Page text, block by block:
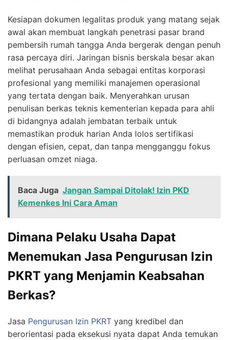
Kesiapan dokumen legalitas produk yang matang sejak
awal akan membuat langkah penetrasi pasar brand
pembersih rumah tangga Anda bergerak dengan penuh
rasa percaya diri. Jaringan bisnis berskala besar akan
melihat perusahaan Anda sebagai entitas korporasi
profesional yang memiliki manajemen operasional
yang tertata dengan baik. Menyerahkan urusan
penulisan berkas teknis kementerian kepada para ahli
di bidangnya adalah jembatan terbaik untuk
memastikan produk harian Anda lolos sertifikasi
dengan efisien, cepat, dan tanpa mengganggu fokus
perluasan omzet niaga.
Baca Juga Jangan Sampai Ditolak! Izin PKD
Kemenkes Ini Cara Aman
Dimana Pelaku Usaha Dapat
Menemukan Jasa Pengurusan Izin
PKRT yang Menjamin Keabsahan
Berkas?
Jasa Pengurusan Izin PKRT yang kredibel dan
berorientasi pada eksekusi nyata dapat Anda temukan